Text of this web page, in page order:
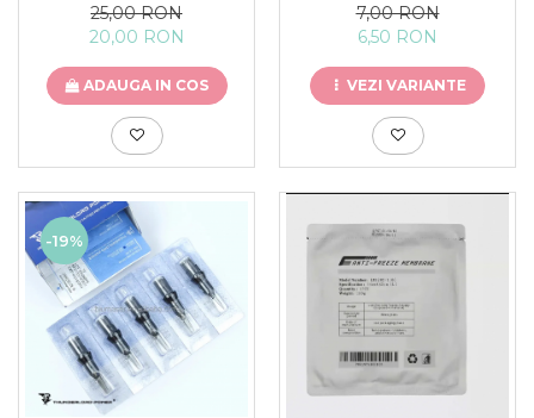
25,00 RON
20,00 RON
ADAUGA IN COS
7,00 RON
6,50 RON
VEZI VARIANTE
-19%